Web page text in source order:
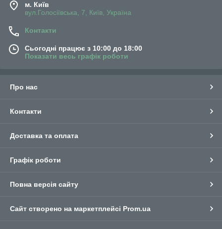
м. Київ
вул.Голосіївська, 7, Київ, Україна
Контакти
Сьогодні працює з 10:00 до 18:00
Показати весь графік роботи
Про нас
Контакти
Доставка та оплата
Графік роботи
Повна версія сайту
Сайт створено на маркетплейсі Prom.ua